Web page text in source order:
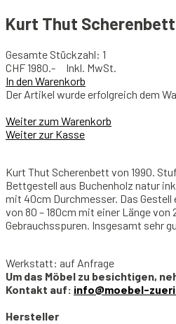
Kurt Thut Scherenbett
Gesamte Stückzahl: 1
CHF1980.- Inkl. MwSt.
In den Warenkorb
Der Artikel wurde erfolgreich dem
Weiter zum Warenkorb
Weiter zur Kasse
Kurt Thut Scherenbett von 1990.
Bettgestell aus Buchenholz natur
mit 40cm Durchmesser. Das
von 80 – 180cm mit einer Länge von
Gebrauchsspuren. Insgesamt sehr
Werkstatt: auf Anfrage
Um das Möbel zu besichtigen,
Kontakt auf: info@moebel-
Hersteller